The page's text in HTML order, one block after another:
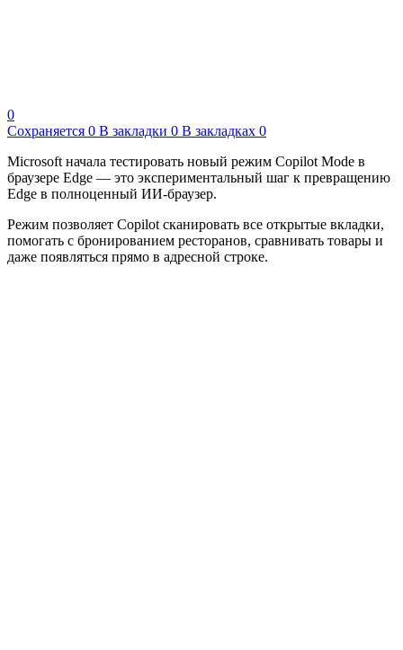
0
Сохраняется 0 В закладки 0 В закладках 0
Microsoft начала тестировать новый режим Copilot Mode в
браузере Edge — это экспериментальный шаг к превращению
Edge в полноценный ИИ-браузер.
Режим позволяет Copilot сканировать все открытые вкладки,
помогать с бронированием ресторанов, сравнивать товары и
даже появляться прямо в адресной строке.